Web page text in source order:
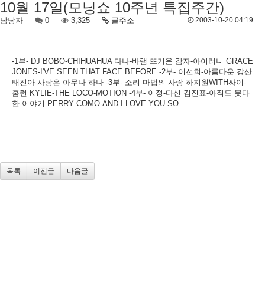
10월 17일(모닝쇼 10주년 특집주간)
담당자 0 3,325 글주소 2003-10-20 04:19
-1부- DJ BOBO-CHIHUAHUA 다나-바램 뜨거운 감자-아이러니 GRACE
JONES-I'VE SEEN THAT FACE BEFORE -2부- 이선희-아름다운 강산
태진아-사랑은 아무나 하나 -3부- 소리-마법의 사랑 하지원WITH싸이-
홈런 KYLIE-THE LOCO-MOTION -4부- 이정-다신 김진표-아직도 못다
한 이야기 PERRY COMO-AND I LOVE YOU SO
목록 이전글 다음글